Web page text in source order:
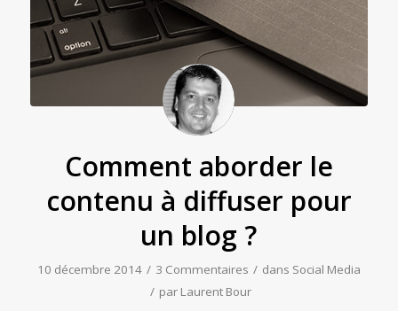
Comment aborder le
contenu à diffuser pour
un blog ?
10 décembre 2014 / 3 Commentaires / dans Social Media
/ par Laurent Bour